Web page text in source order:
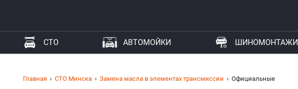
СТО АВТОМОЙКИ ШИНОМОНТАЖИ
Главная СТО Минска Замена масла в элементах трансмиссии Официальные